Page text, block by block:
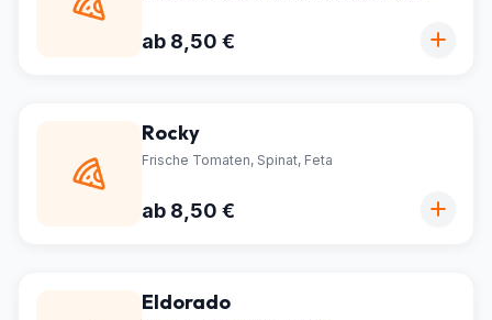
ab 8,50 €
Rocky
Frische Tomaten, Spinat, Feta
ab 8,50 €
Eldorado